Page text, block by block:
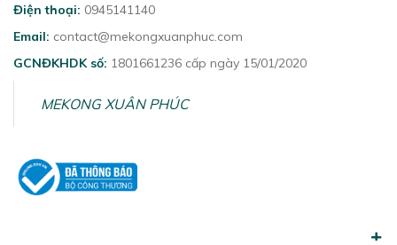
Điện thoại: 0945141140
Email: contact@mekongxuanphuc.com
GCNĐKHDK số: 1801661236 cấp ngày 15/01/2020
MEKONG XUÂN PHÚC